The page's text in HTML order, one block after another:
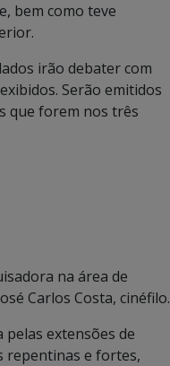
bem como teve
irão debater com
Serão emitidos
que forem nos três
na área de
Carlos Costa, cinéfilo.
pelas extensões de
repentinas e fortes,